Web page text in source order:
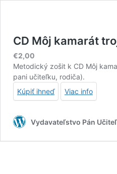
CD Môj kamarát
€2,00
Metodický zošit k CD Môj
pani učiteľku, rodiča).
Kúpiť ihneď
Viac info
Vydavateľstvo Pán Učiteľ